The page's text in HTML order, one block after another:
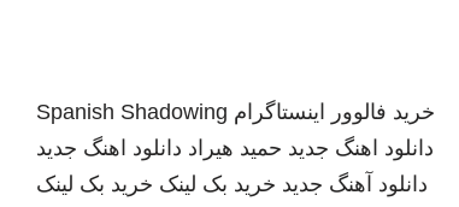
خرید فالوور اینستاگرام Spanish Shadowing
دانلود اهنگ جدید حمید هیراد دانلود اهنگ جدید
دانلود آهنگ جدید خرید بک لینک خرید بک لینک